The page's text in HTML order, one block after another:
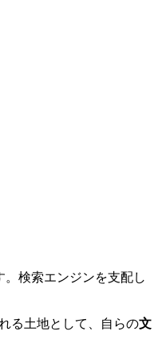
。検索エンジンを支配し
る土地として、自らの文